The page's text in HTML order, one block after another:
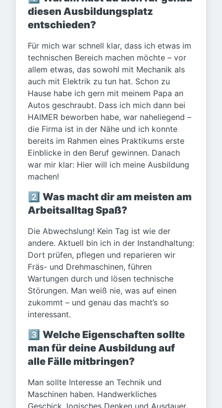
diesen Ausbildungsplatz
entschieden?
Für mich war schnell klar, dass ich etwas im
technischen Bereich machen möchte – vor
allem etwas, das sowohl mit Mechanik als
auch mit Elektrik zu tun hat. Schon zu
Hause habe ich gern mit meinem Papa an
Autos geschraubt. Dass ich mich dann bei
HAIMER beworben habe, war naheliegend –
die Firma ist in der Nähe und ich konnte
bereits im Rahmen eines Praktikums erste
Einblicke in den Beruf gewinnen. Danach
war mir klar: Hier will ich meine Ausbildung
machen!
2️⃣ Was macht dir am meisten am
Arbeitsalltag Spaß?
Die Abwechslung! Kein Tag ist wie der
andere. Aktuell bin ich in der Instandhaltung:
Dort prüfen, pflegen und reparieren wir
Fräs- und Drehmaschinen, führen
Wartungen durch und lösen technische
Störungen. Man weiß nie, was auf einen
zukommt – und genau das macht’s so
interessant.
3️⃣ Welche Eigenschaften sollte
man für deine Ausbildung auf
alle Fälle mitbringen?
Man sollte Interesse an Technik und
Maschinen haben. Handwerkliches
Geschick, logisches Denken und Ausdauer